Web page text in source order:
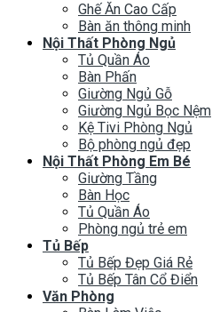
Ghế Ăn Cao Cấp
Bàn ăn thông minh
Nội Thất Phòng Ngủ
Tủ Quần Áo
Bàn Phấn
Giường Ngủ Gỗ
Giường Ngủ Bọc Nệm
Kệ Tivi Phòng Ngủ
Bộ phòng ngủ đẹp
Nội Thất Phòng Em Bé
Giường Tầng
Bàn Học
Tủ Quần Áo
Phòng ngủ trẻ em
Tủ Bếp
Tủ Bếp Đẹp Giá Rẻ
Tủ Bếp Tân Cổ Điển
Văn Phòng